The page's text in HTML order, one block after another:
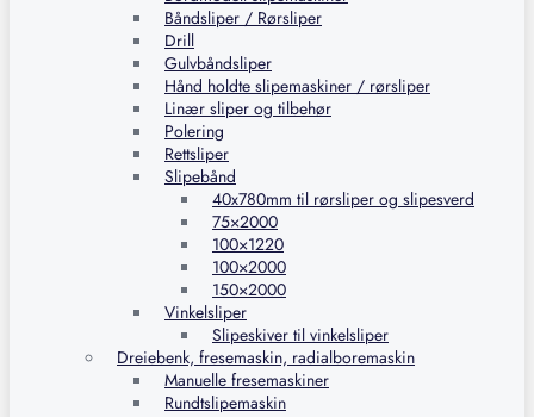
Båndsliper / Rørsliper
Drill
Gulvbåndsliper
Hånd holdte slipemaskiner / rørsliper
Linær sliper og tilbehør
Polering
Rettsliper
Slipebånd
40x780mm til rørsliper og slipesverd
75×2000
100×1220
100×2000
150×2000
Vinkelsliper
Slipeskiver til vinkelsliper
Dreiebenk, fresemaskin, radialboremaskin
Manuelle fresemaskiner
Rundtslipemaskin